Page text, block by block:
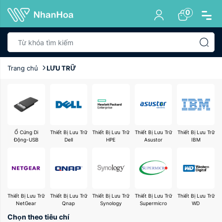
0
Trang chủ LƯU TRỮ
Ổ Cứng Di
Động-USB
Thiết Bị Lưu Trữ
Dell
Thiết Bị Lưu Trữ
HPE
Thiết Bị Lưu Trữ
Asustor
Thiết Bị Lưu Trữ
IBM
Thiết Bị Lưu Trữ
NetGear
Thiết Bị Lưu Trữ
Qnap
Thiết Bị Lưu Trữ
Synology
Thiết Bị Lưu Trữ
Supermicro
Thiết Bị Lưu Trữ
WD
Chọn theo tiêu chí